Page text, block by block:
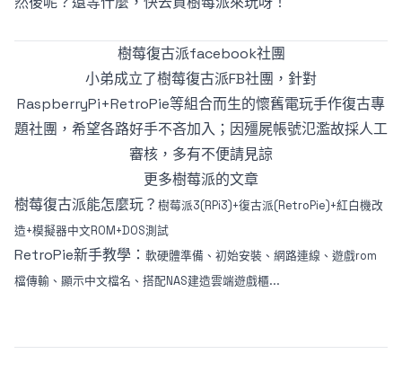
樹莓復古派facebook社團
小弟成立了樹莓復古派FB社團，針對
RaspberryPi+RetroPie等組合而生的懷舊電玩手作復古專
題社團，希望各路好手不吝加入；因殭屍帳號氾濫故採人工
審核，多有不便請見諒
更多樹莓派的文章
樹莓復古派能怎麼玩？ 樹莓派3(RPi3)+復古派(RetroPie)+紅白機改
造+模擬器中文ROM+DOS測試
RetroPie新手教學： 軟硬體準備、初始安裝、網路連線、遊戲rom
檔傳輸、顯示中文檔名、搭配NAS建造雲端遊戲櫃...